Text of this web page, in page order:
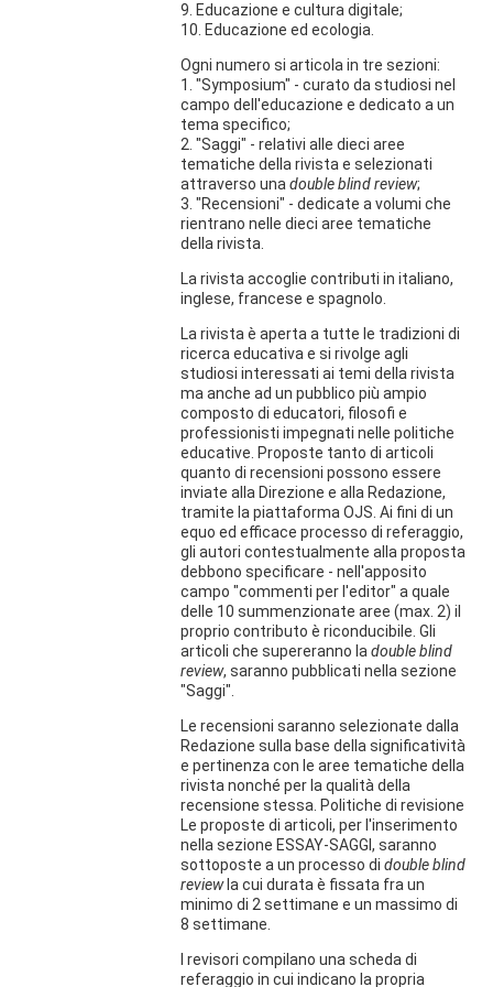
9. Educazione e cultura digitale;
10. Educazione ed ecologia.
Ogni numero si articola in tre sezioni:
1. "Symposium" - curato da studiosi nel
campo dell'educazione e dedicato a un
tema specifico;
2. "Saggi" - relativi alle dieci aree
tematiche della rivista e selezionati
attraverso unadouble blind review;
3. "Recensioni" - dedicate a volumi che
rientrano nelle dieci aree tematiche
della rivista.
La rivista accoglie contributi in italiano,
inglese, francese e spagnolo.
La rivista è aperta a tutte le tradizioni di
ricerca educativa e si rivolge agli
studiosi interessati ai temi della rivista
ma anche ad un pubblico più ampio
composto di educatori, filosofi e
professionisti impegnati nelle politiche
educative. Proposte tanto di articoli
quanto di recensioni possono essere
inviate alla Direzione e alla Redazione,
tramite la piattaforma OJS. Ai fini di un
equo ed efficace processo di referaggio,
gli autori contestualmente alla proposta
debbono specificare - nell'apposito
campo "commenti per l'editor" a quale
delle 10 summenzionate aree (max. 2) il
proprio contributo è riconducibile. Gli
articoli che supereranno ladouble blind
review, saranno pubblicati nella sezione
"Saggi".
Le recensioni saranno selezionate dalla
Redazione sulla base della significatività
e pertinenza con le aree tematiche della
rivista nonché per la qualità della
recensione stessa. Politiche di revisione
Le proposte di articoli, per l'inserimento
nella sezione ESSAY-SAGGI, saranno
sottoposte a un processo didouble blind
reviewla cui durata è fissata fra un
minimo di 2 settimane e un massimo di
8 settimane.
I revisori compilano una scheda di
referaggio in cui indicano la propria